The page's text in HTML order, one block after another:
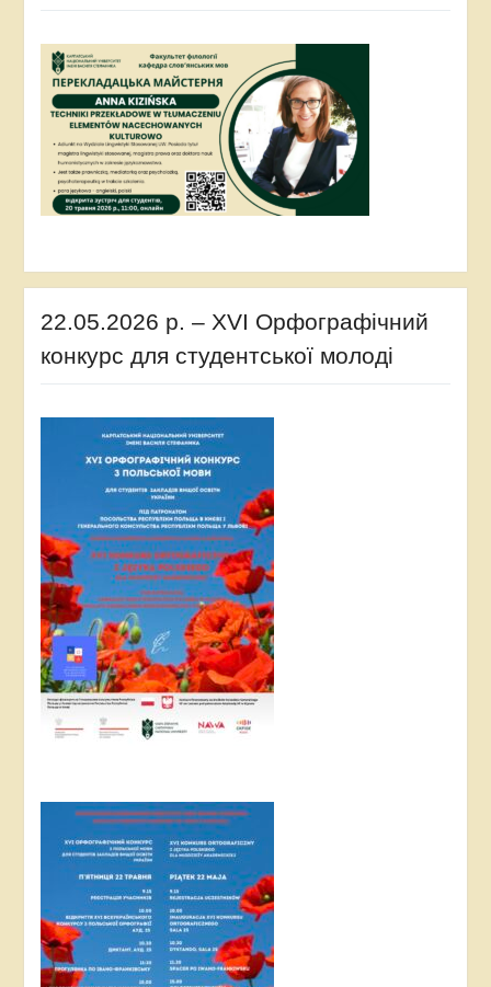
22.05.2026 р. – XVI Орфографічний
конкурс для студентської молоді